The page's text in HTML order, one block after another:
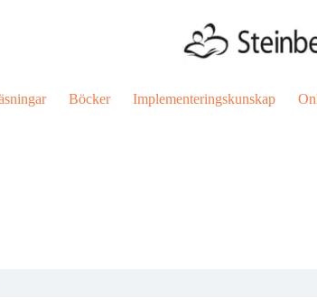
Böcker Implementeringskunskap